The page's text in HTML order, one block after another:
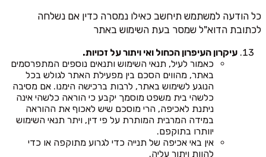
כל הודעה למשתמש תיחשב כאילו נמסרה כדין אם נשלחה
לכתובת הדוא"ל שמסר בעת השימוש באתר
עיקרון העיפרון הכחול ואי ויתור על זכויות.
כאמור לעיל, תנאי השימוש ותנאים נוספים המתפרסמים
באתר, מהווים הסכם בין מפעילת האתר לגולש בכל
הנוגע לשימוש באתר, לרבות ברכישה הימנו. אם מסיבה
כלשהי בית משפט מוסמך יקבע כי הוראה כלשהי אינה
ניתנת לאכיפה, הרי מוסכם שיש לאכוף את ההוראה
במידה המרבית המותרת על פי דין, ויתר תנאי השימוש
יוותרו בתוקפם.
אין באי אכיפה של תנייה כדי לגרוע מתוקפה או כדי
להוות ויתור עליה.